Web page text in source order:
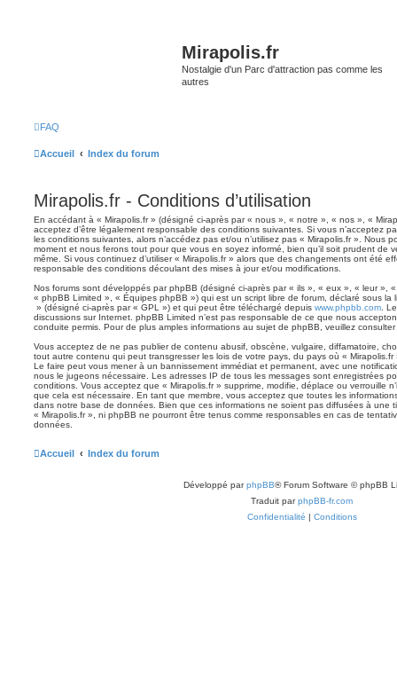
Mirapolis.fr
Nostalgie d'un Parc d'attraction pas comme les
autres
FAQ
Accueil Index du forum
Mirapolis.fr - Conditions d’utilisation
En accédant à « Mirapolis.fr » (désigné ci-après par « nous », « notre », « nos », «
acceptez d’être légalement responsable des conditions suivantes. Si vous n’acceptez
les conditions suivantes, alors n’accédez pas et/ou n’utilisez pas « Mirapolis.fr ». Nous
moment et nous ferons tout pour que vous en soyez informé, bien qu’il soit prudent de
même. Si vous continuez d’utiliser « Mirapolis.fr » alors que des changements ont été
responsable des conditions découlant des mises à jour et/ou modifications.
Nos forums sont développés par phpBB (désigné ci-après par « ils », « eux », « leur »,
« phpBB Limited », « Équipes phpBB ») qui est un script libre de forum, déclaré sous la
» (désigné ci-après par « GPL ») et qui peut être téléchargé depuis www.phpbb.com .
discussions sur Internet. phpBB Limited n’est pas responsable de ce que nous
conduite permis. Pour de plus amples informations au sujet de phpBB, veuillez
Vous acceptez de ne pas publier de contenu abusif, obscène, vulgaire, diffamatoire,
tout autre contenu qui peut transgresser les lois de votre pays, du pays où «
Le faire peut vous mener à un bannissement immédiat et permanent, avec une
nous le jugeons nécessaire. Les adresses IP de tous les messages sont enregistrées
conditions. Vous acceptez que « Mirapolis.fr » supprime, modifie, déplace ou verrouille
que cela est nécessaire. En tant que membre, vous acceptez que toutes les
dans notre base de données. Bien que ces informations ne soient pas diffusées à une
« Mirapolis.fr », ni phpBB ne pourront être tenus comme responsables en cas de
données.
Accueil Index du forum
Développé parphpBB® Forum Software © phpBB
Traduit parphpBB-fr.com
Confidentialité | Conditions